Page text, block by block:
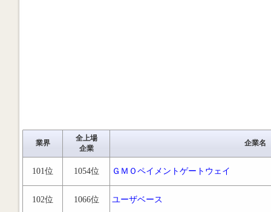
業界
全上場
企業
企業名
101位 1054位 ＧＭＯペイメントゲートウェイ
102位 1066位 ユーザベース